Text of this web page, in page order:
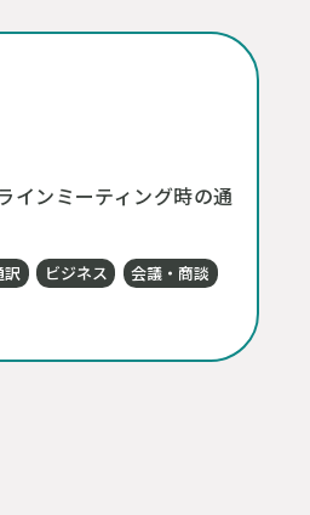
インミーティング時の通
訳 ビジネス
会議・商談